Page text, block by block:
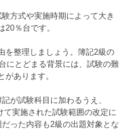
方式や実施時期によって大き
20％台です。
を整理しましょう。簿記2級の
にとどまる背景には、試験の難
があります。
が試験科目に加わるうえ、
て実施された試験範囲の改定に
った内容も2級の出題対象とな